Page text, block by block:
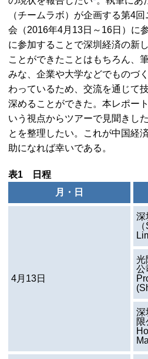
（チームラボ）が企画する第4
会（2016年4月13日～16日）に
に参加することで深圳経済の新
ことができたことはもちろん、
みな、企業や大学などでものづ
わっているため、交流を通じて
深めることができた。本レポー
いう視点からツアーで見聞きし
とを整理したい。これが中国経
助になれば幸いである。
表1 日程
月・日
4月13日
深
（
光
公
深
限